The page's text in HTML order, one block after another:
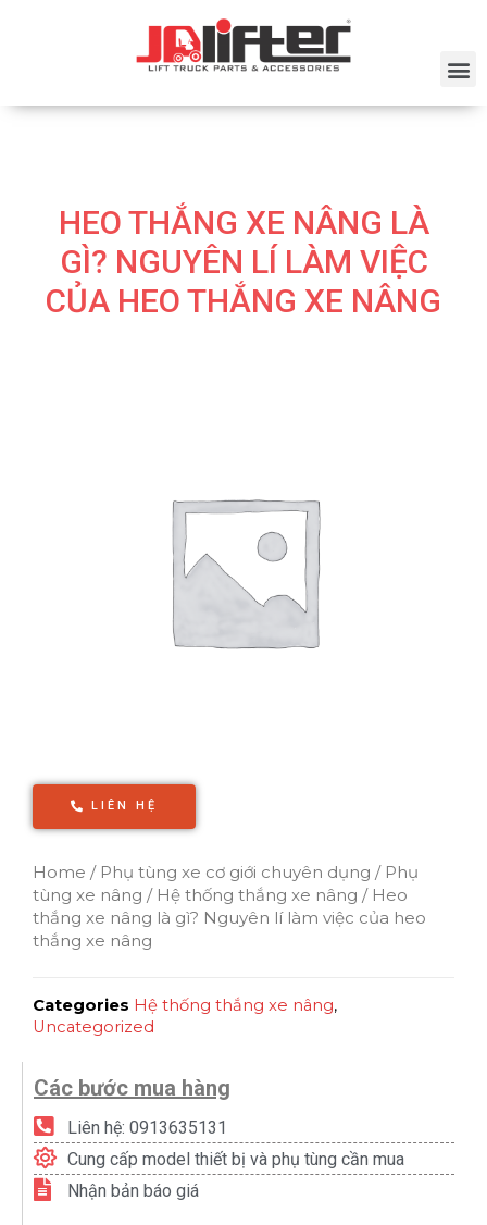
HEO THẮNG XE NÂNG LÀ
GÌ? NGUYÊN LÍ LÀM VIỆC
CỦA HEO THẮNG XE NÂNG
LIÊN HỆ
Home / Phụ tùng xe cơ giới chuyên dụng / Phụ
tùng xe nâng / Hệ thống thắng xe nâng / Heo
thắng xe nâng là gì? Nguyên lí làm việc của heo
thắng xe nâng
Categories Hệ thống thắng xe nâng,
Uncategorized
Các bước mua hàng
Liên hệ: 0913635131
Cung cấp model thiết bị và phụ tùng cần mua
Nhận bản báo giá